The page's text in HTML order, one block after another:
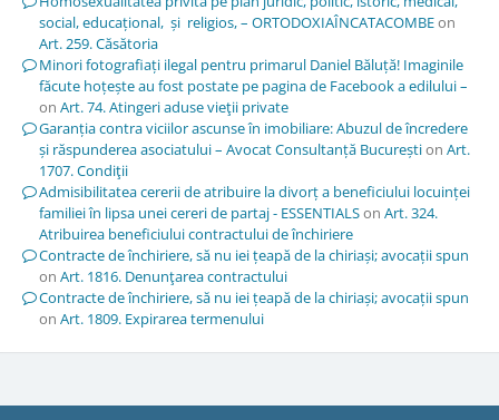
social, educațional, și religios, – ORTODOXIAÎNCATACOMBEon
Art. 259. Căsătoria
Minori fotografiați ilegal pentru primarul Daniel Băluță! Imaginile
făcute hoțește au fost postate pe pagina de Facebook a edilului –
on Art. 74. Atingeri aduse vieţii private
Garanția contra viciilor ascunse în imobiliare: Abuzul de încredere
și răspunderea asociatului – Avocat Consultanță Bucureștion Art.
1707. Condiţii
Admisibilitatea cererii de atribuire la divorț a beneficiului locuinței
familiei în lipsa unei cereri de partaj - ESSENTIALSon Art. 324.
Atribuirea beneficiului contractului de închiriere
Contracte de închiriere, să nu iei țeapă de la chiriași; avocații spun
on Art. 1816. Denunţarea contractului
Contracte de închiriere, să nu iei țeapă de la chiriași; avocații spun
on Art. 1809. Expirarea termenului